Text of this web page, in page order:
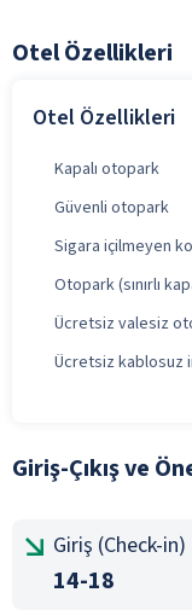
Otel Özellikleri
Otel Özellikleri
Kapalı otopark
Güvenli otopark
Sigara içilmeyen
Otopark (sınırlı
Ücretsiz valesiz
Ücretsiz kablosuz
Giriş-Çıkış ve
Giriş (Check-in)
14-18